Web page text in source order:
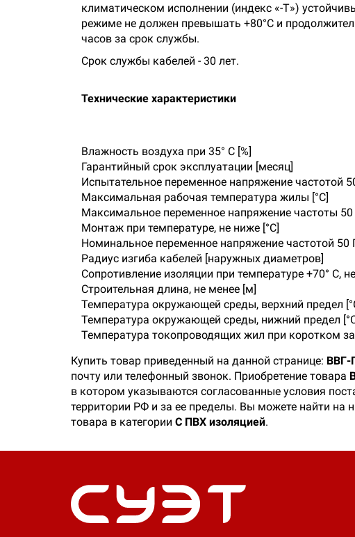
климатическом исполнении (индекс «-Т»)
режиме не должен превышать +80°С и
часов за срок службы.
Срок службы кабелей - 30 лет.
Технические характеристики
Влажность воздуха при 35° C [%]
Гарантийный срок эксплуатации [месяц]
Испытательное переменное напряжение частотой
Максимальная рабочая температура жилы [°С]
Максимальное переменное напряжение частоты 50
Монтаж при температуре, не ниже [°C]
Номинальное переменное напряжение частотой 50
Радиус изгиба кабелей [наружных диаметров]
Сопротивление изоляции при температуре +70° С,
Строительная длина, не менее [м]
Температура окружающей среды, верхний предел
Температура окружающей среды, нижний предел
Температура токопроводящих жил при коротком
Купить товар приведенный на данной странице: ВВГ-
почту или телефонный звонок. Приобретение товара
в котором указываются согласованные условия
территории РФ и за ее пределы. Вы можете найти на
товара в категории C ПВХ изоляцией.